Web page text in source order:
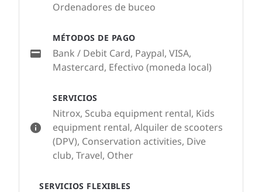
SERVICIOS
Nitrox, Scuba equipment rental, Kids
equipment rental, Alquiler de scooters
(DPV), Conservation activities, Dive
club, Travel, Other
SERVICIOS FLEXIBLES
Ordenadores de buceo
MÉTODOS DE PAGO
Bank / Debit Card, Paypal, VISA,
Mastercard, Efectivo (moneda local)